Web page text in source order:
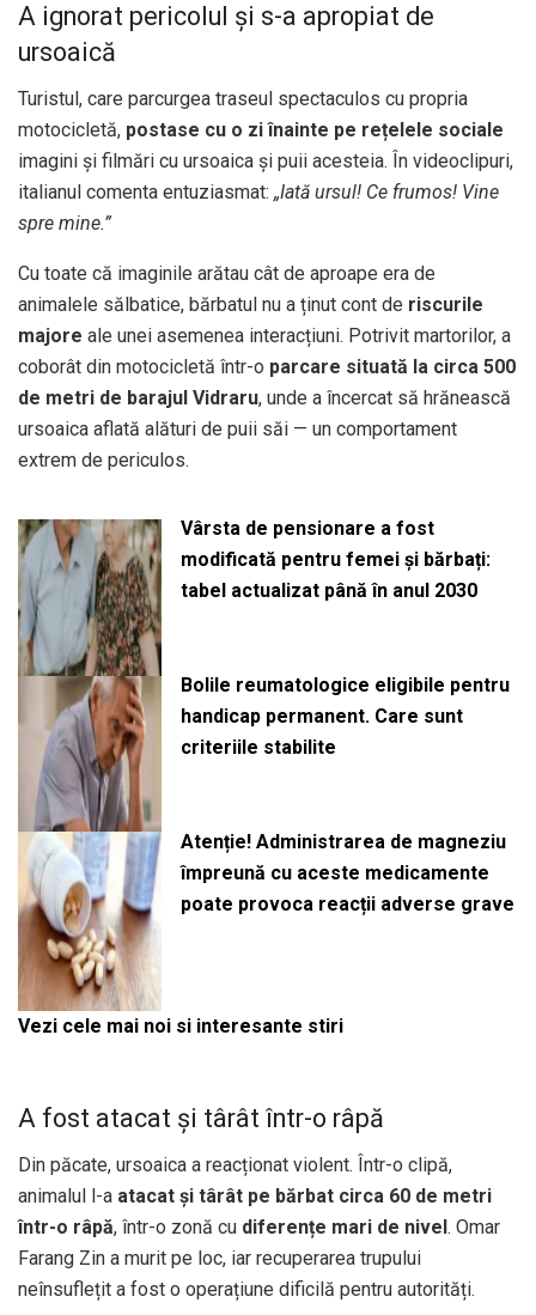
A ignorat pericolul și s-a apropiat de
ursoaică
Turistul, care parcurgea traseul spectaculos cu propria
motocicletă, postase cu o zi înainte pe rețelele sociale
imagini și filmări cu ursoaica și puii acesteia. În videoclipuri,
italianul comenta entuziasmat: „Iată ursul! Ce frumos! Vine
spre mine.”
Cu toate că imaginile arătau cât de aproape era de
animalele sălbatice, bărbatul nu a ținut cont de riscurile
majore ale unei asemenea interacțiuni. Potrivit martorilor, a
coborât din motocicletă într-o parcare situată la circa 500
de metri de barajul Vidraru, unde a încercat să hrănească
ursoaica aflată alături de puii săi — un comportament
extrem de periculos.
Vârsta de pensionare a fost
modificată pentru femei și bărbați:
tabel actualizat până în anul 2030
Bolile reumatologice eligibile pentru
handicap permanent. Care sunt
criteriile stabilite
Atenție! Administrarea de magneziu
împreună cu aceste medicamente
poate provoca reacții adverse grave
Vezi cele mai noi si interesante stiri
A fost atacat și târât într-o râpă
Din păcate, ursoaica a reacționat violent. Într-o clipă,
animalul l-a atacat și târât pe bărbat circa 60 de metri
într-o râpă, într-o zonă cu diferențe mari de nivel . Omar
Farang Zin a murit pe loc, iar recuperarea trupului
neînsuflețit a fost o operațiune dificilă pentru autorități.